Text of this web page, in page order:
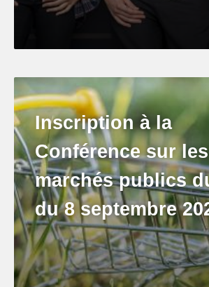
Inscription à la
Conférence sur les
marchés publics
du 8 septembre